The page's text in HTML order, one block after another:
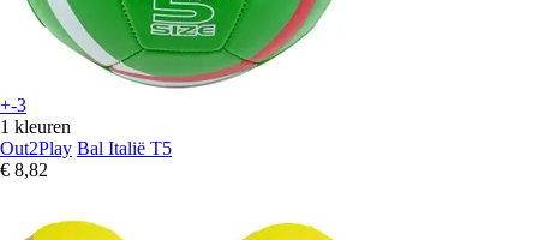
+-3
1 kleuren
Out2Play Bal Italië T5
€ 8,82